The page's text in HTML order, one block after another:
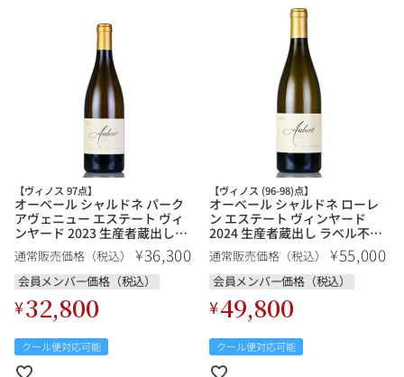
【ヴィノス 97点】
オーベール シャルドネ パーク
アヴェニュー エステート ヴィ
ンヤード 2023 生産者蔵出し
Aubert Chardonnay Park
Avenue Estate Vineyard アメ
リカ カリフォルニア 白ワイン
新入荷
通常販売価格（税込） ¥36,300
会員メンバー価格（税込）
¥32,800
クール便対応可能
【ヴィノス (96-98)点】
オーベール シャルドネ ローレ
ン エステート ヴィンヤード
2024 生産者蔵出し ラベル不良
Aubert Chardonnay Lauren
Vineyard アメリカ カリフォル
ニア 白ワイン 新入荷
通常販売価格（税込） ¥55,000
会員メンバー価格（税込）
¥49,800
クール便対応可能